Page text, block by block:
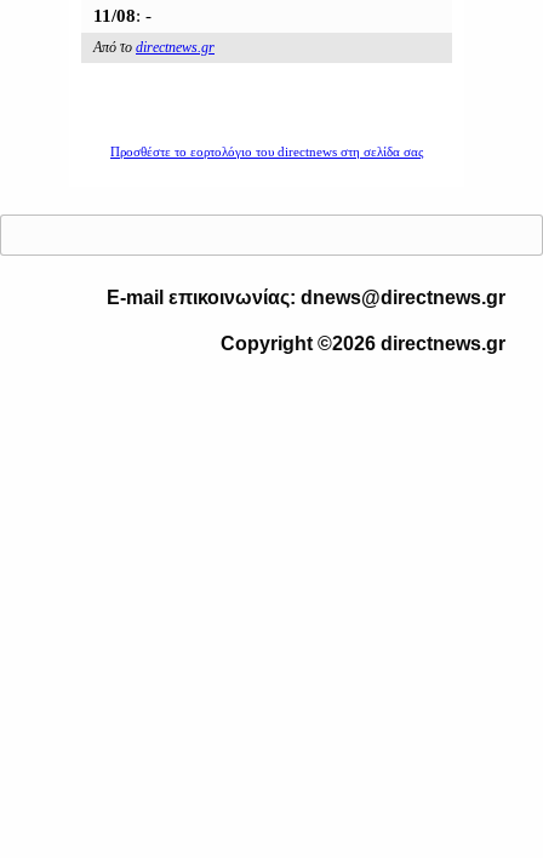
E-mail επικοινωνίας: dnews@directnews.gr
Copyright ©2026 directnews.gr